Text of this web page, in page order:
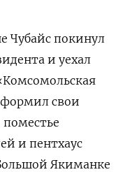
Чубайс покинул
и уехал
свои
и пентхаус
Якиманке